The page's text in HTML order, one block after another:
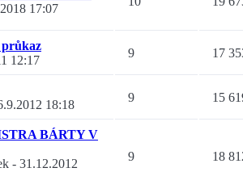
17:07
průkaz
12:17
9 17
18:18
9 15
BÁRTY V
- 31.12.2012
9 18